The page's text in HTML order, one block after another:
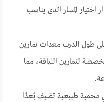
اختيار المسار الذي يناسب
طول الدرب معدات تمارين
لتمارين اللياقة، مما
محمية طبيعية تضيف بُعدًا